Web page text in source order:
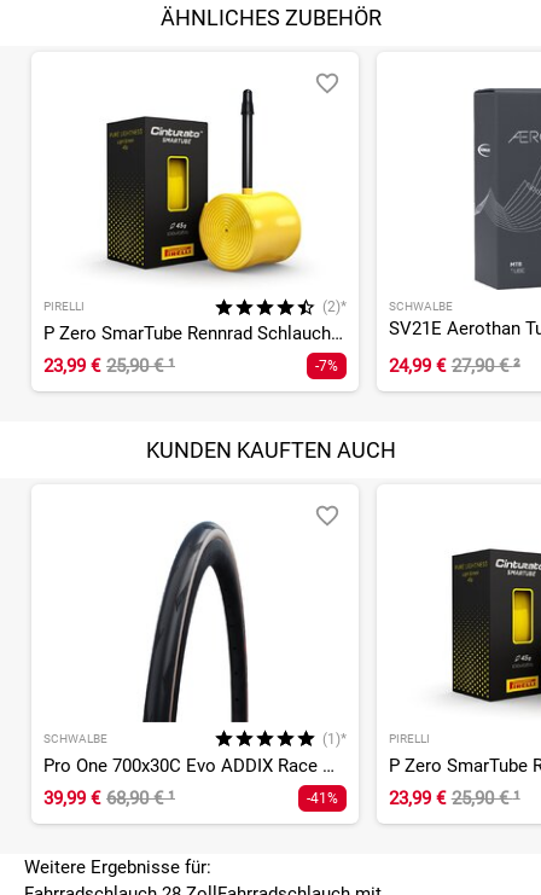
ÄHNLICHES ZUBEHÖR
PIRELLI (2)*
P Zero SmarTube Rennrad Schlauch Presta - 60 mm
23,99 € 25,90 €¹ -7%
SCHWALBE
24,99 € 27,90 €²
KUNDEN KAUFTEN AUCH
SCHWALBE (1)*
Pro One 700x30C Evo ADDIX Race V-Guard Super Race
39,99 € 68,90 €¹ -41%
PIRELLI
23,99 € 25,90 €¹
Weitere Ergebnisse für: